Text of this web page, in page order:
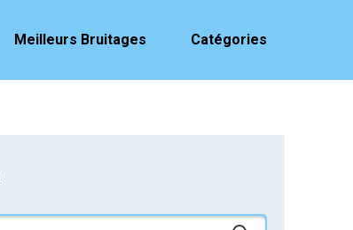
Meilleurs Bruitages Catégories